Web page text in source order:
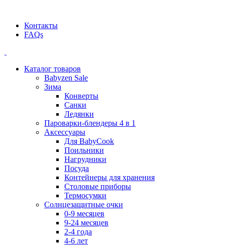
Контакты
FAQs
Каталог товаров
Babyzen Sale
Зима
Конверты
Санки
Ледянки
Пароварки-блендеры 4 в 1
Аксессуары
Для BabyCook
Поильники
Нагрудники
Посуда
Контейнеры для хранения
Столовые приборы
Термосумки
Солнцезащитные очки
0-9 месяцев
9-24 месяцев
2-4 года
4-6 лет